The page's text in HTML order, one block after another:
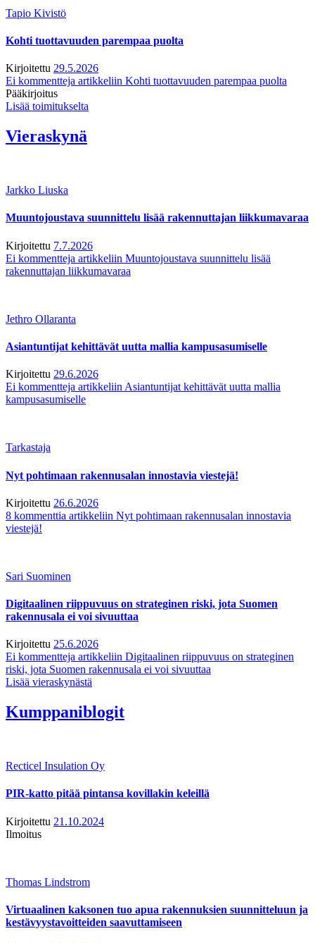
Tapio Kivistö
Kohti tuottavuuden parempaa puolta
Kirjoitettu 29.5.2026
Ei kommentteja artikkeliin Kohti tuottavuuden parempaa puolta
Pääkirjoitus
Lisää toimitukselta
Vieraskynä
Jarkko Liuska
Muuntojoustava suunnittelu lisää rakennuttajan liikkumavaraa
Kirjoitettu 7.7.2026
Ei kommentteja artikkeliin Muuntojoustava suunnittelu lisää
rakennuttajan liikkumavaraa
Jethro Ollaranta
Asiantuntijat kehittävät uutta mallia kampusasumiselle
Kirjoitettu 29.6.2026
Ei kommentteja artikkeliin Asiantuntijat kehittävät uutta mallia
kampusasumiselle
Tarkastaja
Nyt pohtimaan rakennusalan innostavia viestejä!
Kirjoitettu 26.6.2026
8 kommenttia artikkeliin Nyt pohtimaan rakennusalan innostavia
viestejä!
Sari Suominen
Digitaalinen riippuvuus on strateginen riski, jota Suomen
rakennusala ei voi sivuuttaa
Kirjoitettu 25.6.2026
Ei kommentteja artikkeliin Digitaalinen riippuvuus on strateginen
riski, jota Suomen rakennusala ei voi sivuuttaa
Lisää vieraskynästä
Kumppaniblogit
Recticel Insulation Oy
PIR-katto pitää pintansa kovillakin keleillä
Kirjoitettu 21.10.2024
Ilmoitus
Thomas Lindstrom
Virtuaalinen kaksonen tuo apua rakennuksien suunnitteluun ja
kestävyystavoitteiden saavuttamiseen